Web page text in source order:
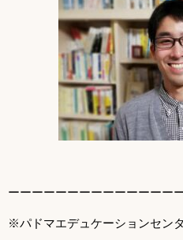
ーーーーーーーーーーーーーー
※パドマエデュケーションセン